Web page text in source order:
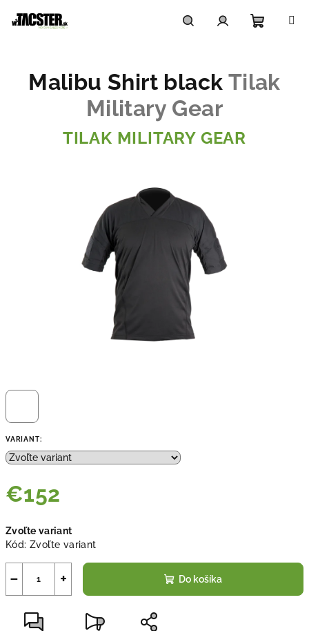
košík
VARIANT:
€152
cena:
Zvoľte variant
Kód: Zvoľte variant
+
− Do košíka
Malibu Shirt black Tilak
Military Gear
TILAK MILITARY GEAR